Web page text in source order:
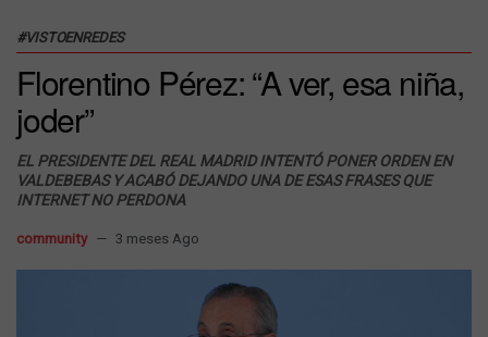
#VISTOENREDES
Florentino Pérez: “A ver, esa niña,
joder”
EL PRESIDENTE DEL REAL MADRID INTENTÓ PONER ORDEN EN
VALDEBEBAS Y ACABÓ DEJANDO UNA DE ESAS FRASES QUE
INTERNET NO PERDONA
community 3 meses Ago